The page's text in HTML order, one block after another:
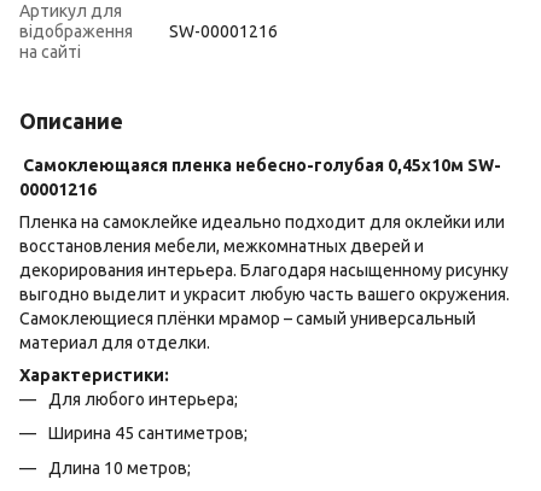
Артикул для
відображення
на сайті
SW-00001216
Описание
Самоклеющаяся пленка небесно-голубая 0,45х10м SW-
00001216
Пленка на самоклейке идеально подходит для оклейки или
восстановления мебели, межкомнатных дверей и
декорирования интерьера. Благодаря насыщенному рисунку
выгодно выделит и украсит любую часть вашего окружения.
Самоклеющиеся плёнки мрамор – самый универсальный
материал для отделки.
Характеристики:
Для любого интерьера;
Ширина 45 сантиметров;
Длина 10 метров;